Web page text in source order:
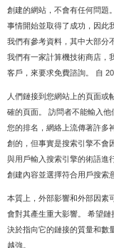
創建的網站，不會有任何問題
事情開始並取得了成功，因此
我們有參考資料，其中大部分
我們有一家計算機技術商店，
客戶，來要求免費諮詢。 自
人們鏈接到您網站上的頁面或
確的頁面。 訪問者不能輸入
您的排名，網絡上流傳著許多
創的，但事實是搜索引擎不會
與用戶輸入搜索引擎的術語進
創建內容並選擇符合用戶搜索
本質上，外部影響和外部因素
會對其產生重大影響。 希望
決於指向它的鏈接的質量和數
越強。